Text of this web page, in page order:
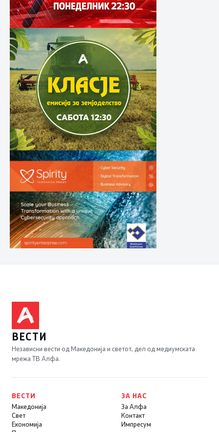
ВЕСТИ
Независни вести од Македонија и светот, дел од медиумската
мрежа ТВ Алфа.
ВЕСТИ
Македонија
Свет
Економија
ЗА НАС
За Алфа
Контакт
Импресум